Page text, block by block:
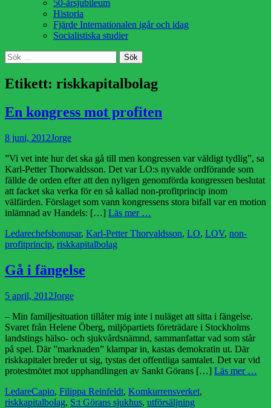
50-årsjubileum
Historia
Fjärde Internationalen igår och idag
Socialistiska studier
Sök
Sök
efter:
Etikett: riskkapitalbolag
En kongress mot profiten
Publicerad
8 juni, 2012Författare
Jorge
”Vi vet inte hur det ska gå till men kongressen var väldigt tydlig”, sa
Karl-Petter Thorwaldsson. Det var LO:s nyvalde ordförande som
fällde de orden efter att den nyligen genomförda kongressen beslutat
att facket ska verka för en så kallad non-profitprincip inom
välfärden. Förslaget som vann kongressens stora bifall var en motion
inlämnad av Handels: […] Läs mer …
Kategorier
LedareEtiketter
chefsbonusar, Karl-Petter Thorvaldsson, LO, LOV, non-
profitprincip, riskkapitalbolag
Gå i fängelse
Publicerad
5 april, 2012Författare
Jorge
– Min familjesituation tillåter mig inte i nuläget att sitta i fängelse.
Svaret från Helene Öberg, miljöpartiets företrädare i Stockholms
landstings hälso- och sjukvårdsnämnd, sammanfattar vad som står
på spel. Där ”marknaden” klampar in, kastas demokratin ut. Där
riskkapitalet breder ut sig, tystas det offentliga samtalet. Det var vid
protestmötet mot upphandlingen av Sankt Görans […] Läs mer …
Kategorier
LedareEtiketter
Capio, Filippa Reinfeldt, Komkurrensverket,
riskkapitalbolag, S:t Görans sjukhus, utförsäljning